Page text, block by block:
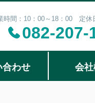
時間：10：00～18：00 定休
082-207-
合わせ 会